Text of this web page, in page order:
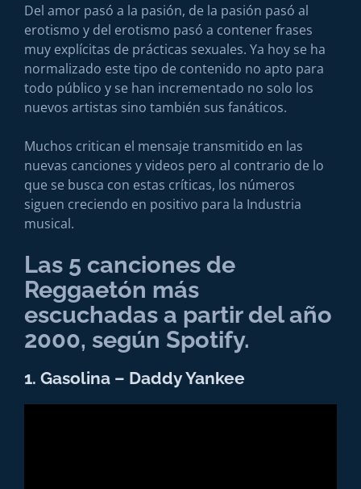
Del amor pasó a la pasión, de la pasión pasó al
erotismo y del erotismo pasó a contener frases
muy explícitas de prácticas sexuales. Ya hoy se ha
normalizado este tipo de contenido no apto para
todo público y se han incrementado no solo los
nuevos artistas sino también sus fanáticos.
Muchos critican el mensaje transmitido en las
nuevas canciones y videos pero al contrario de lo
que se busca con estas críticas, los números
siguen creciendo en positivo para la Industria
musical.
Las 5 canciones de
Reggaetón más
escuchadas a partir del año
2000, según Spotify.
1. Gasolina – Daddy Yankee